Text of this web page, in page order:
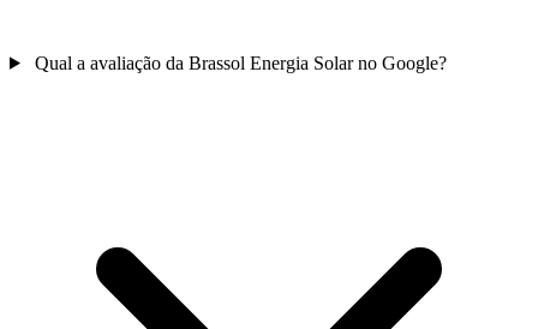
Qual a avaliação da Brassol Energia Solar no Google?